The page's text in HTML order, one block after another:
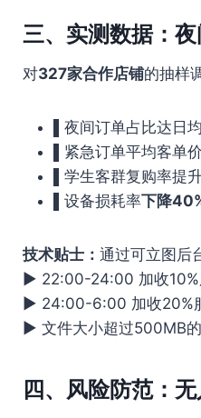
三、实测数据：
对327家合作店铺的抽样
▌夜间订单占比达日
▌紧急订单平均客单价
▌学生客群复购率提
▌设备损耗率下降
技术贴士： 通过可立图后
▶ 22:00-24:00 加收10%
▶ 24:00-6:00 加收20%
▶ 文件大小超过500MB
四、风险防范：